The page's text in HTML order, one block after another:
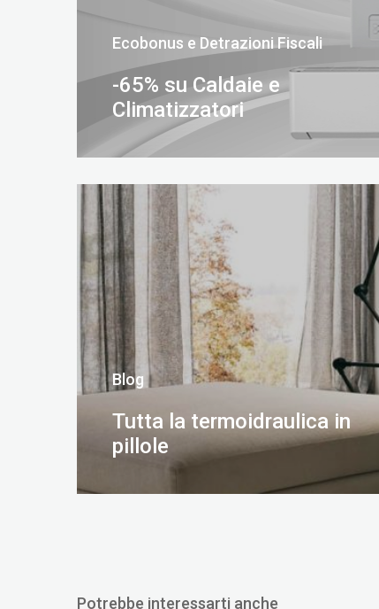
Ecobonus e Detrazioni Fiscali
-65% su Caldaie e
Climatizzatori
Blog
Tutta la termoidraulica in
pillole
Potrebbe interessarti anche